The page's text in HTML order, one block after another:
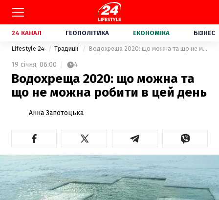
24 КАНАЛ ГЕОПОЛІТИКА ЕКОНОМІКА БІЗНЕС
Lifestyle 24 Традиції Водохреща 2020: що можна та що не можна робити в цей день
19 січня, 06:00 4
Водохреща 2020: що можна та
що не можна робити в цей день
Анна Запотоцька